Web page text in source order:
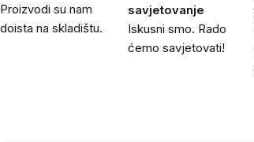
Proizvodi su nam
doista na skladištu.
savjetovanje
Iskusni smo. Rado
ćemo savjetovati!